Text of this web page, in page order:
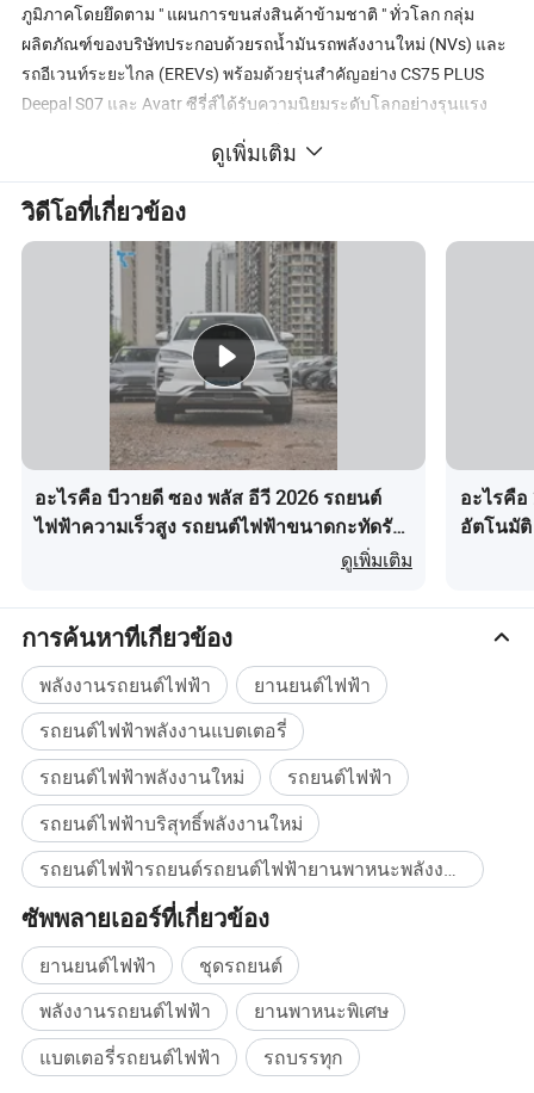
ภูมิภาคโดยยึดตาม " แผนการขนส่งสินค้าข้ามชาติ " ทั่วโลก กลุ่ม
ผลิตภัณฑ์ของบริษัทประกอบด้วยรถน้ำมันรถพลังงานใหม่ (NVs) และ
รถอีเวนท์ระยะไกล (EREVs) พร้อมด้วยรุ่นสำคัญอย่าง CS75 PLUS
Deepal S07 และ Avatr ซีรี่ส์ได้รับความนิยมระดับโลกอย่างรุนแรง
อันดับแรกผนวกรวมการออกแบบขั้นสูงระบบความปลอดภัยอัจฉริยะ
และระบบพลังงานที่เป็นมิตรกับสิ่งแวดล้อม (BluCore Hybrid ระบบ
EV ประสิทธิภาพสูง ) เข้าไว้ในทุกยานพาหนะ ภายในปี 2030 บริษัทตั้ง
เป้าการลงทุนในต่างประเทศกว่า 10 พันล้านเหรียญและยอดขายใน
ต่างประเทศ 1.5 ล้านเหรียญซึ่งมุ่งมั่นที่จะเป็นแบรนด์ยานยนต์ระดับ
การรวมความสามารถ
รุ่น
ชางหยวน Q05
2026
ชางหยวน Q05
2026
2026 506
เลเซอร์อัลตรา
+
ฉางซา
ระดับ
รถ
อเนกประสงค์
ขนาดกะทัดรัด
รถ
รถ
ประเภท
พลังงาน
บริษัท Pure
Electric
บริษัท Pure
Electric
มอเตอร์ไฟฟ้า
ไฟฟ้าบริสุทธิ์
163 PS
ไฟฟ้าบริสุทธิ์
163 PS
ไฟฟ้าบริสุทธิ์
163 PS
ช่วงไฟฟ้า
บริสุทธิ์ ( กม .)
160 160
เวลาในการ
ชาร์จ ( ชั่วโมง
)
ชาร์จไฟ
รวดเร็ว 0.25
ชั่วโมง
ชาร์จไฟ
ชาร์จไฟ
ความจุการ
ชาร์จอย่าง
รวดเร็ว (%)
30-80 30-80 30-80
กำลังไฟสูงสุด
(kW)
120 (163P) 120 (163P)
ดูเพิ่มเติม
วิดีโอที่เกี่ยวข้อง
อะไรคือ บีวายดี ซอง พลัส อีวี 2026 รถยนต์
ไฟฟ้าความเร็วสูง รถยนต์ไฟฟ้าขนาดกะทัดรัด
สำหรับครอบครัว เอสยูวี ขับซ้าย รถพลังงาน
ดูเพิ่มเติม
อะไรคื
อัตโนมั
การค้นหาที่เกี่ยวข้อง
พลังงานรถยนต์ไฟฟ้า
ยานยนต์ไฟฟ้า
รถยนต์ไฟฟ้าพลังงานแบตเตอรี่
รถยนต์ไฟฟ้าพลังงานใหม่
รถยนต์ไฟฟ้า
รถยนต์ไฟฟ้าบริสุทธิ์พลังงานใหม่
รถยนต์ไฟฟ้ารถยนต์รถยนต์ไฟฟ้ายานพาหนะพลังงานใหม่ ซื้อจำนวนมาก
ซัพพลายเออร์ที่เกี่ยวข้อง
ยานยนต์ไฟฟ้า
ชุดรถยนต์
พลังงานรถยนต์ไฟฟ้า
ยานพาหนะพิเศษ
แบตเตอรี่รถยนต์ไฟฟ้า
รถบรรทุก